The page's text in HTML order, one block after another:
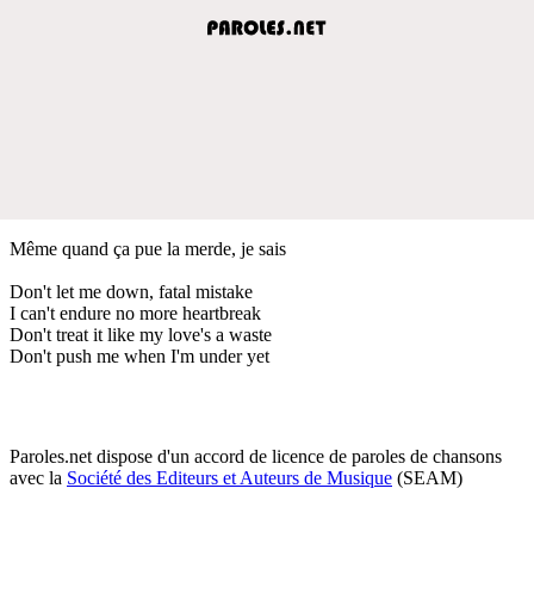
Même quand ça pue la merde, je sais
Don't let me down, fatal mistake
I can't endure no more heartbreak
Don't treat it like my love's a waste
Don't push me when I'm under yet
Paroles.net dispose d'un accord de licence de paroles de chansons
avec la Société des Editeurs et Auteurs de Musique (SEAM)